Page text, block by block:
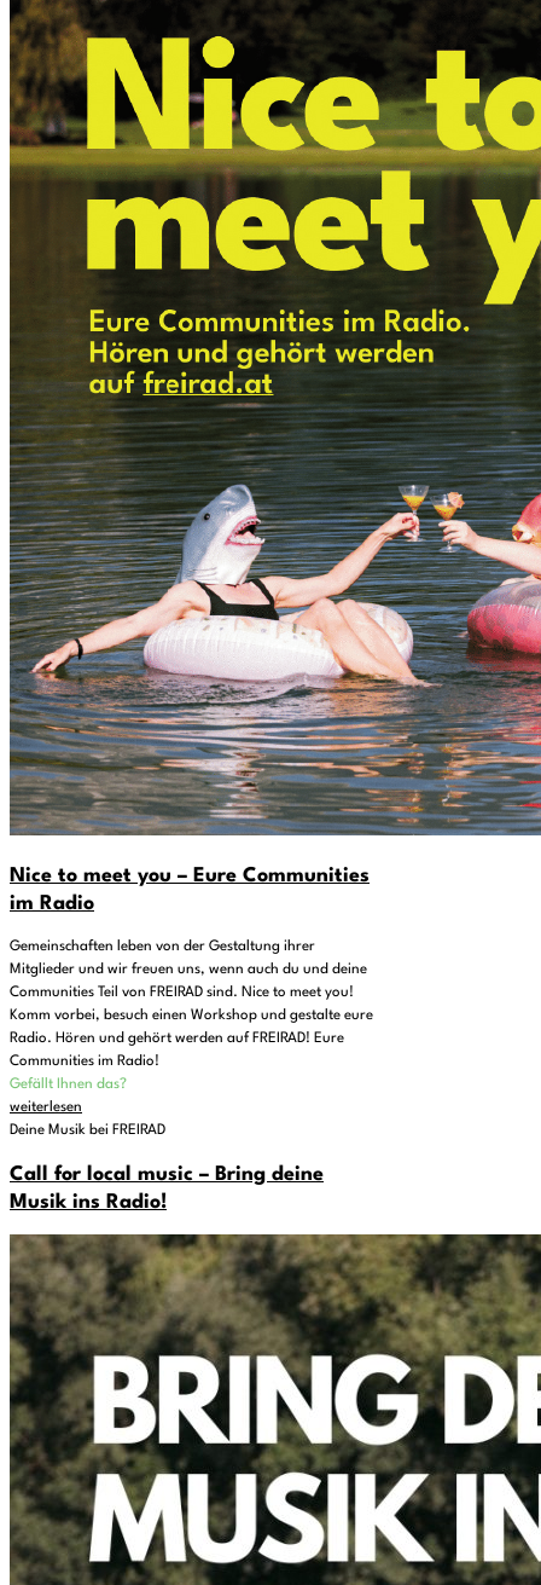
Nice to meet you – Eure Communities
im Radio
Gemeinschaften leben von der Gestaltung ihrer
Mitglieder und wir freuen uns, wenn auch du und deine
Communities Teil von FREIRAD sind. Nice to meet you!
Komm vorbei, besuch einen Workshop und gestalte eure
Radio. Hören und gehört werden auf FREIRAD! Eure
Communities im Radio!
Gefällt Ihnen das?
weiterlesen
Deine Musik bei FREIRAD
Call for local music – Bring deine
Musik ins Radio!